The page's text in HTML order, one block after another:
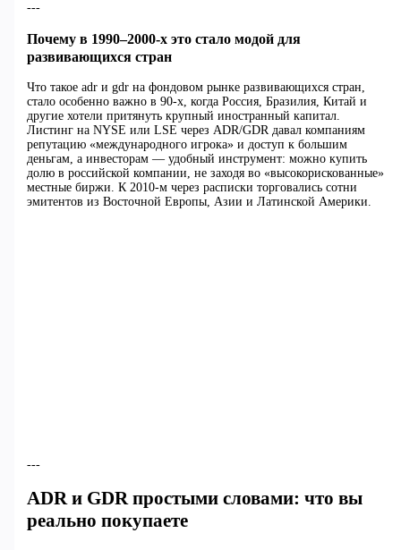
---
Почему в 1990–2000-х это стало модой для
развивающихся стран
Что такое adr и gdr на фондовом рынке развивающихся стран,
стало особенно важно в 90-х, когда Россия, Бразилия, Китай и
другие хотели притянуть крупный иностранный капитал.
Листинг на NYSE или LSE через ADR/GDR давал компаниям
репутацию «международного игрока» и доступ к большим
деньгам, а инвесторам — удобный инструмент: можно купить
долю в российской компании, не заходя во «высокорискованные»
местные биржи. К 2010-м через расписки торговались сотни
эмитентов из Восточной Европы, Азии и Латинской Америки.
---
ADR и GDR простыми словами: что вы
реально покупаете